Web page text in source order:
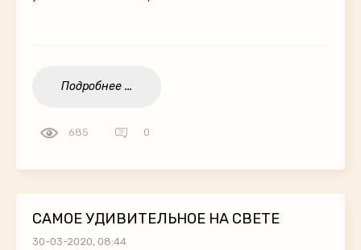
Подробнее ...
685 0
САМОЕ УДИВИТЕЛЬНОЕ НА СВЕТЕ
30-03-2020, 08:44